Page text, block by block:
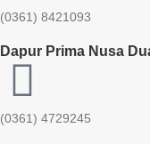
(0361) 8421093
Dapur Prima Nusa
(0361) 4729245